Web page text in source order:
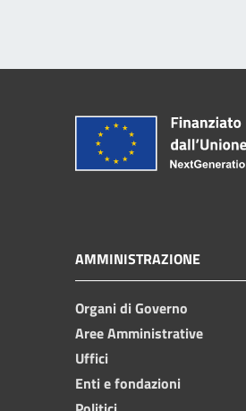
AMMINISTRAZIONE
Organi di Governo
Aree Amministrative
Uffici
Enti e fondazioni